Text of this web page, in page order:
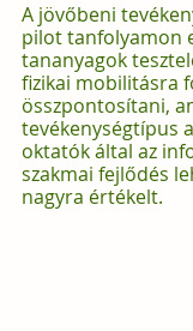
A jövőbeni
pilot tanfolyamon
tananyagok
fizikai mobilitásra
összpontosítani,
tevékenységtípus
oktatók által az
szakmai fejlődés
nagyra értékelt.